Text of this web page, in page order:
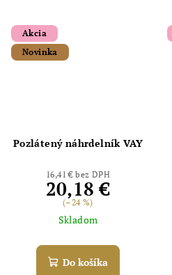
Akcia
Novinka
Pozlátený náhrdelník VAY
16,41 € bez DPH
20,18 €
(–24 %)
Skladom
Do košíka